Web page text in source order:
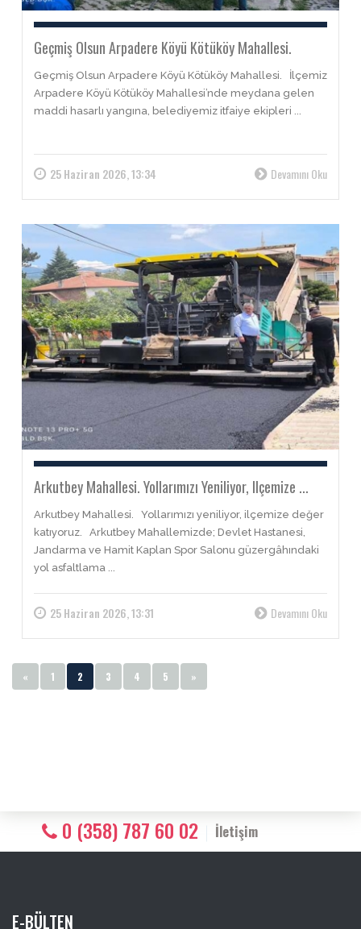
Geçmiş Olsun Arpadere Köyü Kötüköy Mahallesi.
Geçmiş Olsun Arpadere Köyü Kötüköy Mahallesi. İlçemiz
Arpadere Köyü Kötüköy Mahallesi’nde meydana gelen
maddi hasarlı yangına, belediyemiz itfaiye ekipleri ...
25 Haziran 2026, 13:34 Devamını Oku
Arkutbey Mahallesi. Yollarımızı Yeniliyor, Ilçemize ...
Arkutbey Mahallesi. Yollarımızı yeniliyor, ilçemize değer
katıyoruz. Arkutbey Mahallemizde; Devlet Hastanesi,
Jandarma ve Hamit Kaplan Spor Salonu güzergâhındaki
yol asfaltlama ...
25 Haziran 2026, 13:31 Devamını Oku
« 1 2 3 4 5 »
0 (358) 787 60 02 İletişim
E-BÜLTEN